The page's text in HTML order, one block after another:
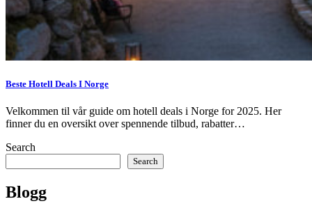
Beste Hotell Deals I Norge
Velkommen til vår guide om hotell deals i Norge for 2025. Her
finner du en oversikt over spennende tilbud, rabatter…
Search
Search
Blogg